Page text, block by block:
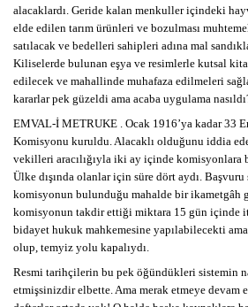
alacaklardı. Geride kalan menkuller içindeki
elde edilen tarım ürünleri ve bozulması
satılacak ve bedelleri sahipleri adına mal
Kiliselerde bulunan eşya ve resimlerle kutsal
edilecek ve mahallinde muhafaza edilmeleri
kararlar pek güzeldi ama acaba uygulama
EMVAL-İ METRUKE . Ocak 1916’ya kadar 33
Komisyonu kuruldu. Alacaklı olduğunu iddia
vekilleri aracılığıyla iki ay içinde komisyonlara
Ülke dışında olanlar için süre dört aydı.
komisyonun bulunduğu mahalde bir ikametgâh
komisyonun takdir ettiği miktara 15 gün içinde
bidayet hukuk mahkemesine yapılabilecekti
olup, temyiz yolu kapalıydı.
Resmi tarihçilerin bu pek öğündükleri sistemin
etmişsinizdir elbette. Ama merak etmeye devam